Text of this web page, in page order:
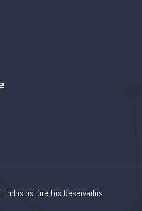
os Direitos Reservados.